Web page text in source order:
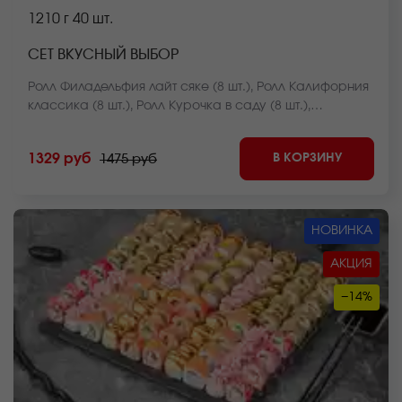
1210 г 40 шт.
СЕТ ВКУСНЫЙ ВЫБОР
Ролл Филадельфия лайт сяке (8 шт.), Ролл Калифорния
классика (8 шт.), Ролл Курочка в саду (8 шт.),
шт.) *Внешний вид блюда может отличаться от фото на
сайте.
1329 руб 1475 руб В КОРЗИНУ
НОВИНКА
АКЦИЯ
−14%